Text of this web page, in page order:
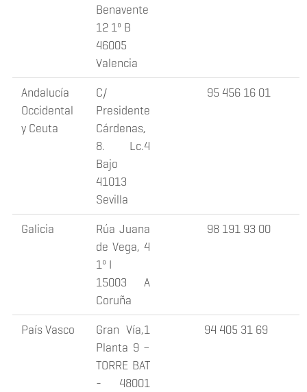
Benavente
12 1º B
46005
Valencia
Andalucía
Occidental
y Ceuta
C/
Presidente
Cárdenas,
8. Lc.4
Bajo
41013
Sevilla
95 456 16 01
Galicia
Rúa Juana
de Vega, 4
1º I
15003 A
Coruña
98 191 93 00
País Vasco
Gran Vía,1
Planta 9 –
TORRE BAT
- 48001
94 405 31 69